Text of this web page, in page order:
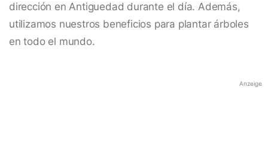
dirección en Antiguedad durante el día. Además,
utilizamos nuestros beneficios para plantar árboles
en todo el mundo.
Anzeige